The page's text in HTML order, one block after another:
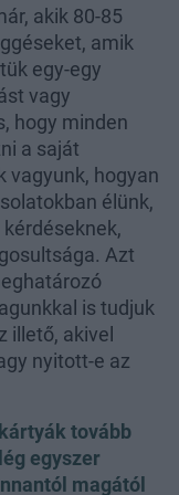
akik 80-85
amik
egy-egy
vagy
hogy minden
a saját
vagyunk, hogyan
élünk,
Azt
is tudjuk
illető, akivel
nyitott-e az
kártyák tovább
egyszer
magától